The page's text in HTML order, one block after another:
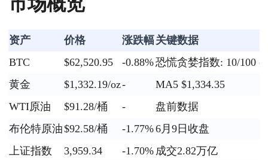
资产 价格 涨跌幅 关键数据
BTC
$62,520.95 -0.88%恐慌贪婪指数: 10/100 (
黄金
$1,332.19/oz-
MA5 $1,334.35
WTI原油
$91.28/桶 -
盘前数据
布伦特原油$92.58/桶 -1.77%6月9日收盘
上证指数
3,959.34 -1.70% 成交2.82万亿